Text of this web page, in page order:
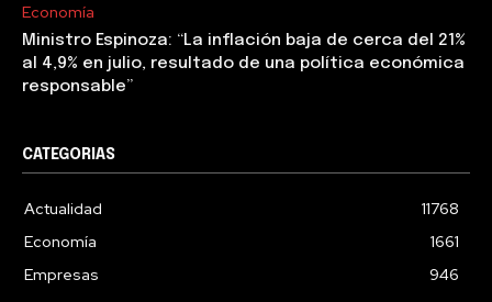
Economía
Ministro Espinoza: “La inflación baja de cerca del 21%
al 4,9% en julio, resultado de una política económica
responsable”
CATEGORIAS
Actualidad
11768
Economía
1661
Empresas
946